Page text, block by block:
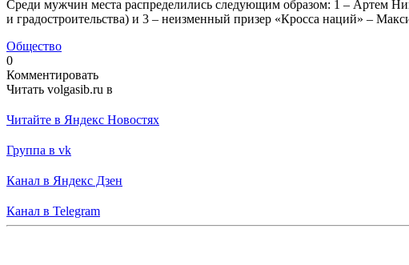
Среди мужчин места распределились следующим образом: 1 – Артем
и градостроительства) и 3 – неизменный призер «Кросса наций» –
Общество
0
Комментировать
Читать volgasib.ru в
Читайте в Яндекс Новостях
Группа в vk
Канал в Яндекс Дзен
Канал в Telegram